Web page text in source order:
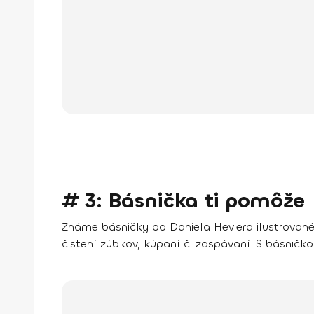
# 3: Básnička ti pomôže
Známe básničky od Daniela Heviera
čistení zúbkov, kúpaní či zaspávaní. S